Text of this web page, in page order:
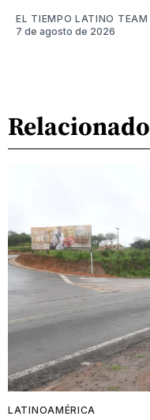
EL TIEMPO LATINO TEAM
7 de agosto de 2026
Relacionado
LATINOAMÉRICA